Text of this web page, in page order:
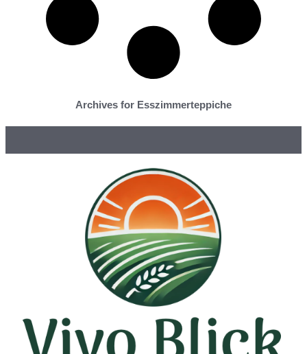
Archives for Esszimmerteppiche